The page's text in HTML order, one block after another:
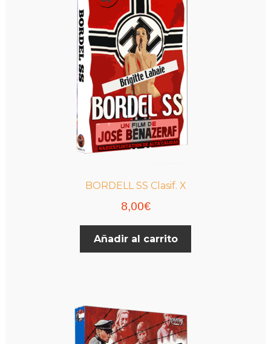
BORDELL SS Clasif. X
8,00€
Añadir al carrito